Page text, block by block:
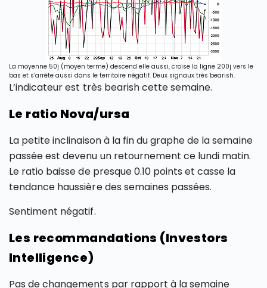
La moyenne 50j (moyen terme) descend elle aussi, croise la ligne 200j vers le
bas et s’arrête aussi dans le territoire négatif. Deux signaux très bearish.
L’indicateur est très bearish cette semaine.
Le ratio Nova/ursa
La petite inclinaison à la fin du graphe de la semaine
passée est devenu un retournement ce lundi matin.
Le ratio baisse de presque 0.10 points et casse la
tendance haussière des semaines passées.
Sentiment négatif.
Les recommandations (Investors
Intelligence)
Pas de changements par rapport à la semaine